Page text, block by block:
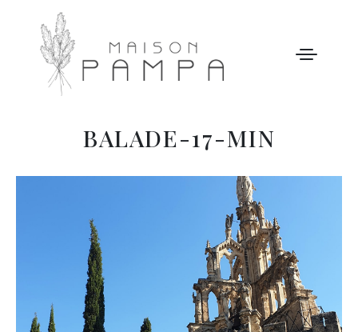
NOTRE HISTOIRE
ACTIVITÉS
GALERIE
BALADE-17-MIN